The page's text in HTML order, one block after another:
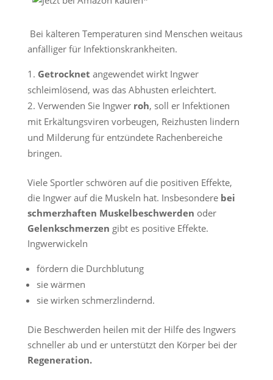
Bei kälteren Temperaturen sind Menschen weitaus
anfälliger für Infektionskrankheiten.
Getrocknet angewendet wirkt Ingwer
schleimlösend, was das Abhusten erleichtert.
Verwenden Sie Ingwer roh, soll er Infektionen
mit Erkältungsviren vorbeugen, Reizhusten lindern
und Milderung für entzündete Rachenbereiche
bringen.
Viele Sportler schwören auf die positiven Effekte,
die Ingwer auf die Muskeln hat. Insbesondere bei
schmerzhaften Muskelbeschwerden oder
Gelenkschmerzen gibt es positive Effekte.
Ingwerwickeln
fördern die Durchblutung
sie wärmen
sie wirken schmerzlindernd.
Die Beschwerden heilen mit der Hilfe des Ingwers
schneller ab und er unterstützt den Körper bei der
Regeneration.